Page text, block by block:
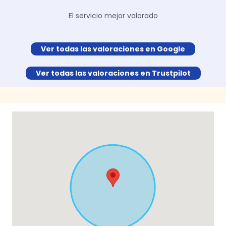
El servicio mejor valorado
Ver todas las valoraciones en Google
Ver todas las valoraciones en Trustpilot